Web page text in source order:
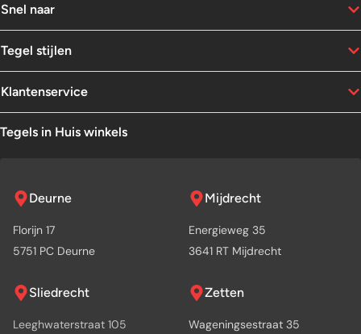
Snel naar
Tegel stijlen
Klantenservice
Tegels in Huis winkels
Deurne
Florijn 17
5751 PC Deurne
Mijdrecht
Energieweg 35
3641 RT Mijdrecht
Sliedrecht
Leeghwaterstraat 105
Zetten
Wageningsestraat 35